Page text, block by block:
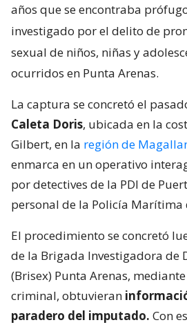
años que se encontraba
investigado por el delito de
sexual de niños, niñas y
ocurridos en Punta Arenas.
La captura se concretó el
Caleta Doris, ubicada en la
Gilbert, en la región de
enmarca en un operativo
por detectives de la PDI de
personal de la Policía Marítima
El procedimiento se concretó
de la Brigada Investigadora de
(Brisex) Punta Arenas,
criminal, obtuvieran
paradero del imputado. Con